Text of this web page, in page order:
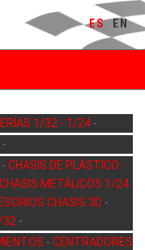
ES EN
1/32 - 1/24 -
-
- CHASIS DE PLÁSTICO -
METÁLICOS 1/24
CHASIS 3D -
32 -
- CENTRADORES